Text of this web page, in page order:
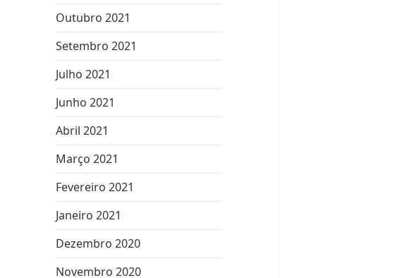
Outubro 2021
Setembro 2021
Julho 2021
Junho 2021
Abril 2021
Março 2021
Fevereiro 2021
Janeiro 2021
Dezembro 2020
Novembro 2020